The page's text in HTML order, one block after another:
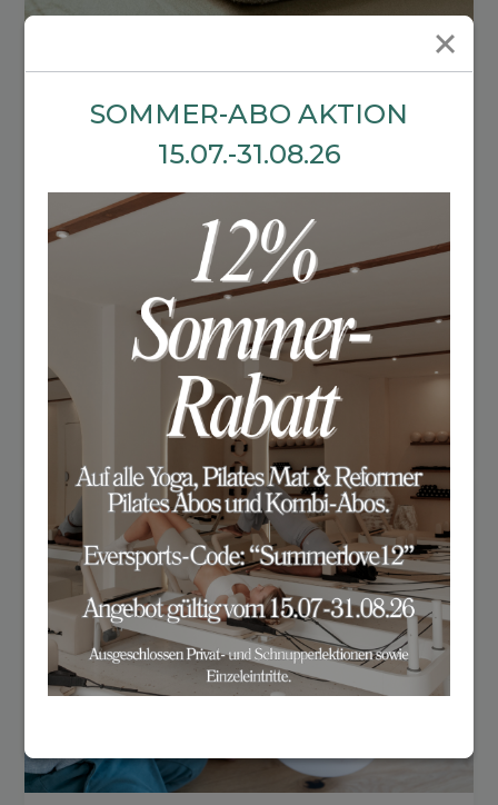
Yoga Nidra Ausbildung mit
01. + 22. November 2026
2x Sonntags ganztags von 09.00-16.30 Uhr
Kosten: ab CHF 590.--
Jetzt anmelden
SOMMER-ABO AKTION
15.07.-31.08.26